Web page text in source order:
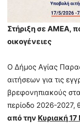
Στήριξη σε ΑΜΕΑ,
οικογένειες
Ο Δήμος Αγίας
αιτήσεων για τις
βρεφονηπιακούς
περίοδο 2026-2027,
από την Κυριακή